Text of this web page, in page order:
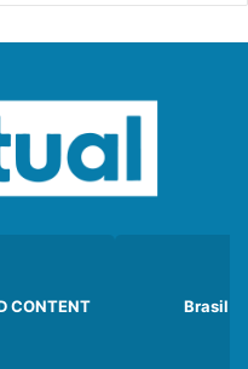
CONTENT Brasil